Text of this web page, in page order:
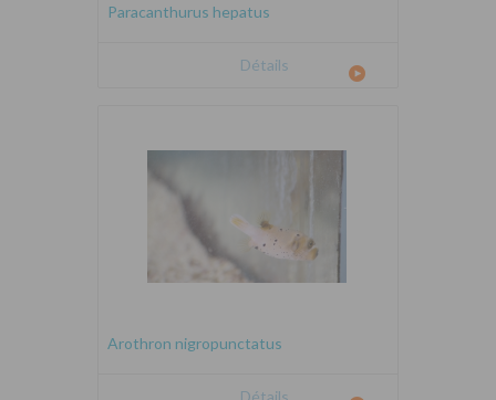
Paracanthurus hepatus
Détails
Arothron nigropunctatus
Détails